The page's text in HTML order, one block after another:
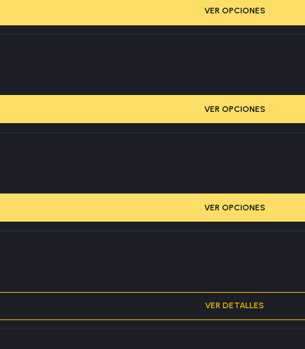
VER OPCIONES
VER OPCIONES
VER OPCIONES
VER DETALLES